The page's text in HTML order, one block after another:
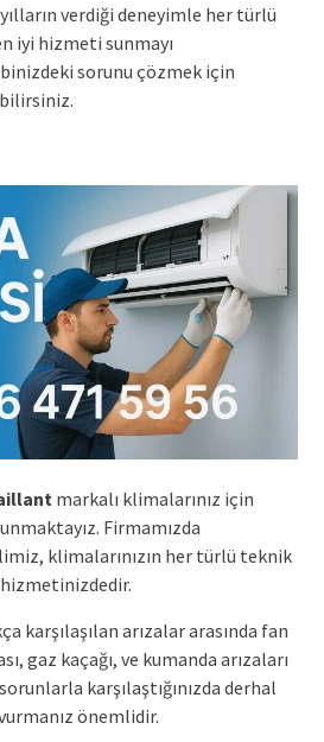
verdiği deneyimle her türlü
iyi hizmeti sunmayı
sorunu çözmek için
markalı klimalarınız için
Firmamızda
klimalarınızın her türlü teknik
karşılaşılan arızalar arasında fan
gaz kaçağı, ve kumanda arızaları
karşılaştığınızda derhal
önemlidir.